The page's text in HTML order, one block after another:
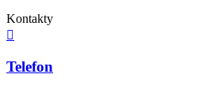
Kontakty

Telefon